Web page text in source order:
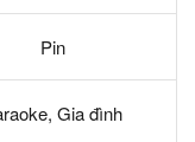
Pin
Gia đình